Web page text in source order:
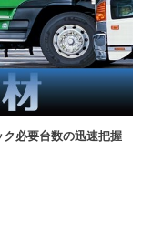
ク必要台数の迅速把握